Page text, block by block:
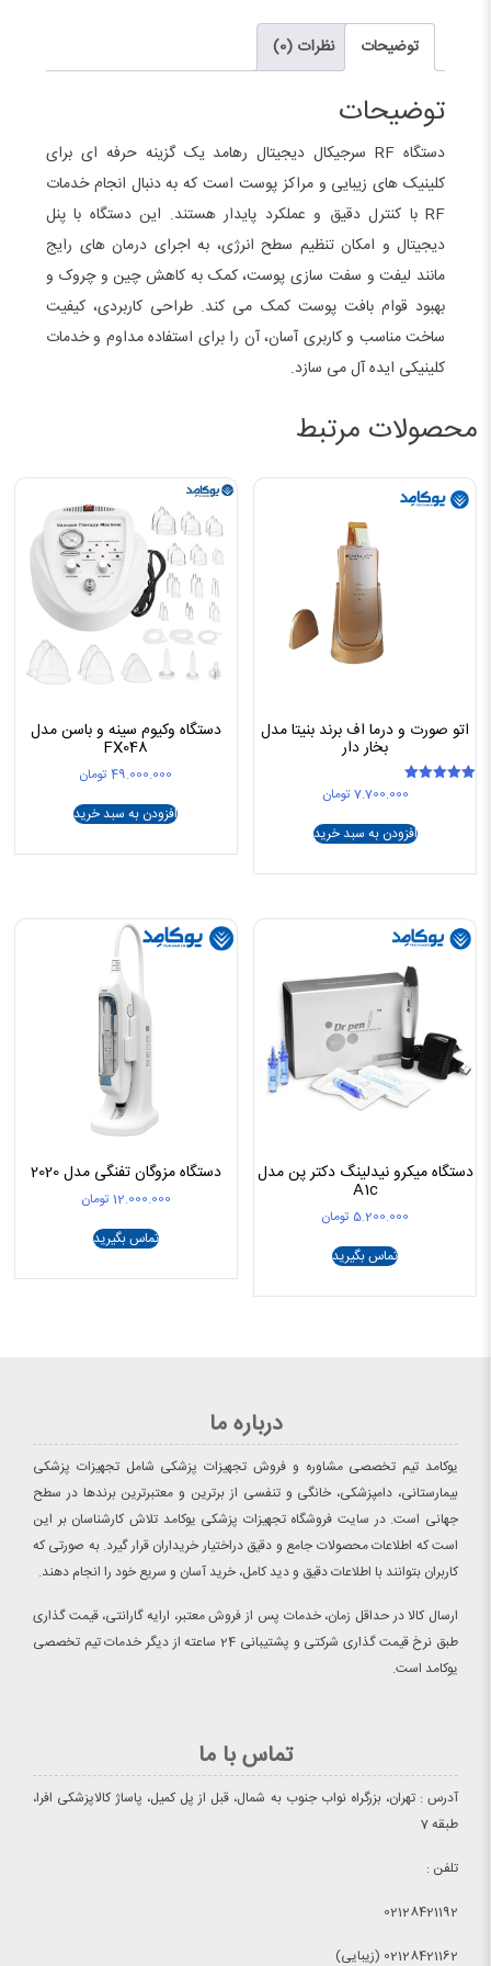
توضیحات نظرات (0)
توضیحات
دستگاه RF سرجیکال دیجیتال رهامد یک گزینه حرفه ای برای
کلینیک های زیبایی و مراکز پوست است که به دنبال انجام خدمات
RF با کنترل دقیق و عملکرد پایدار هستند. این دستگاه با پنل
دیجیتال و امکان تنظیم سطح انرژی، به اجرای درمان های رایج
مانند لیفت و سفت سازی پوست، کمک به کاهش چین و چروک و
بهبود قوام بافت پوست کمک می کند. طراحی کاربردی، کیفیت
ساخت مناسب و کاربری آسان، آن را برای استفاده مداوم و خدمات
کلینیکی ایده آل می سازد.
محصولات مرتبط
اتو صورت و درما اف برند بنیتا مدل
بخار دار
7.700.000 تومان
افزودن به سبد خرید
دستگاه وکیوم سینه و باسن مدل
FX048
49.000.000 تومان
افزودن به سبد خرید
دستگاه میکرو نیدلینگ دکتر پن مدل
A1c
5.200.000 تومان
تماس بگیرید
دستگاه مزوگان تفنگی مدل 2020
12.000.000 تومان
تماس بگیرید
درباره ما
یوکامد تیم تخصصی مشاوره و فروش تجهیزات پزشکی شامل تجهیزات پزشکی
بیمارستانی، دامپزشکی، خانگی و تنفسی از برترین و معتبرترین برندها در سطح
جهانی است. در سایت فروشگاه تجهیزات پزشکی یوکامد تلاش کارشناسان بر این
است که اطلاعات محصولات جامع و دقیق دراختیار خریداران قرار گیرد. به صورتی که
کاربران بتوانند با اطلاعات دقیق و دید کامل، خرید آسان و سریع خود را انجام دهند.
ارسال کالا در حداقل زمان، خدمات پس از فروش معتبر، ارایه گارانتی، قیمت گذاری
طبق نرخ قیمت گذاری شرکتی و پشتیبانی 24 ساعته از دیگر خدمات تیم تخصصی
یوکامد است.
تماس با ما
آدرس : تهران، بزرگراه نواب جنوب به شمال، قبل از پل کمیل، پاساژ کالاپزشکی افرا،
طبقه 7
تلفن :
02128421192
02128421162 (زیبایی)